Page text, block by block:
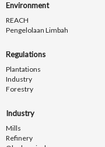
Environment
REACH
Pengelolaan Limbah
Regulations
Plantations
Industry
Forestry
Industry
Mills
Refinery